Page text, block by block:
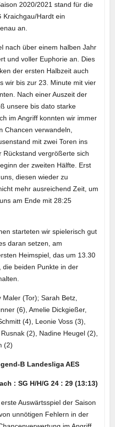
2020/2021 stand für die
Kraichgau/Hardt ein
an.
nach über einem halben Jahr
und voller Euphorie an. Dies
der ersten Halbzeit auch
wir bis zur 23. Minute mit vier
Nach einer Auszeit der
unsere bis dato starke
im Angriff konnten wir immer
Chancen verwandeln,
mit zwei Toren ins
Rückstand vergrößerte sich
der zweiten Hälfte. Erst
diesen wieder zu
mehr ausreichend Zeit, um
am Ende mit 28:25
starteten wir spielerisch gut
daran setzen, am
Heimspiel, das um 13.30
die beiden Punkte in der
(Tor); Sarah Betz,
(6), Amelie Dickgießer,
(4), Leonie Voss (3),
(2), Nadine Heugel (2),
(2)
B Landesliga AES
: SG H/H/G 24 : 29 (13:13)
Auswärtsspiel der Saison
unnötigen Fehlern in der